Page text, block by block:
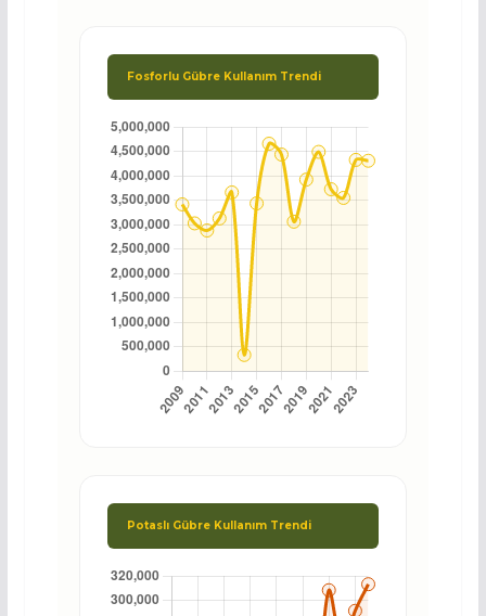
Fosforlu Gübre Kullanım Trendi
Potaslı Gübre Kullanım Trendi